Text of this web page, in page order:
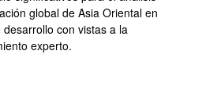
global de Asia Oriental en
con vistas a la
experto.